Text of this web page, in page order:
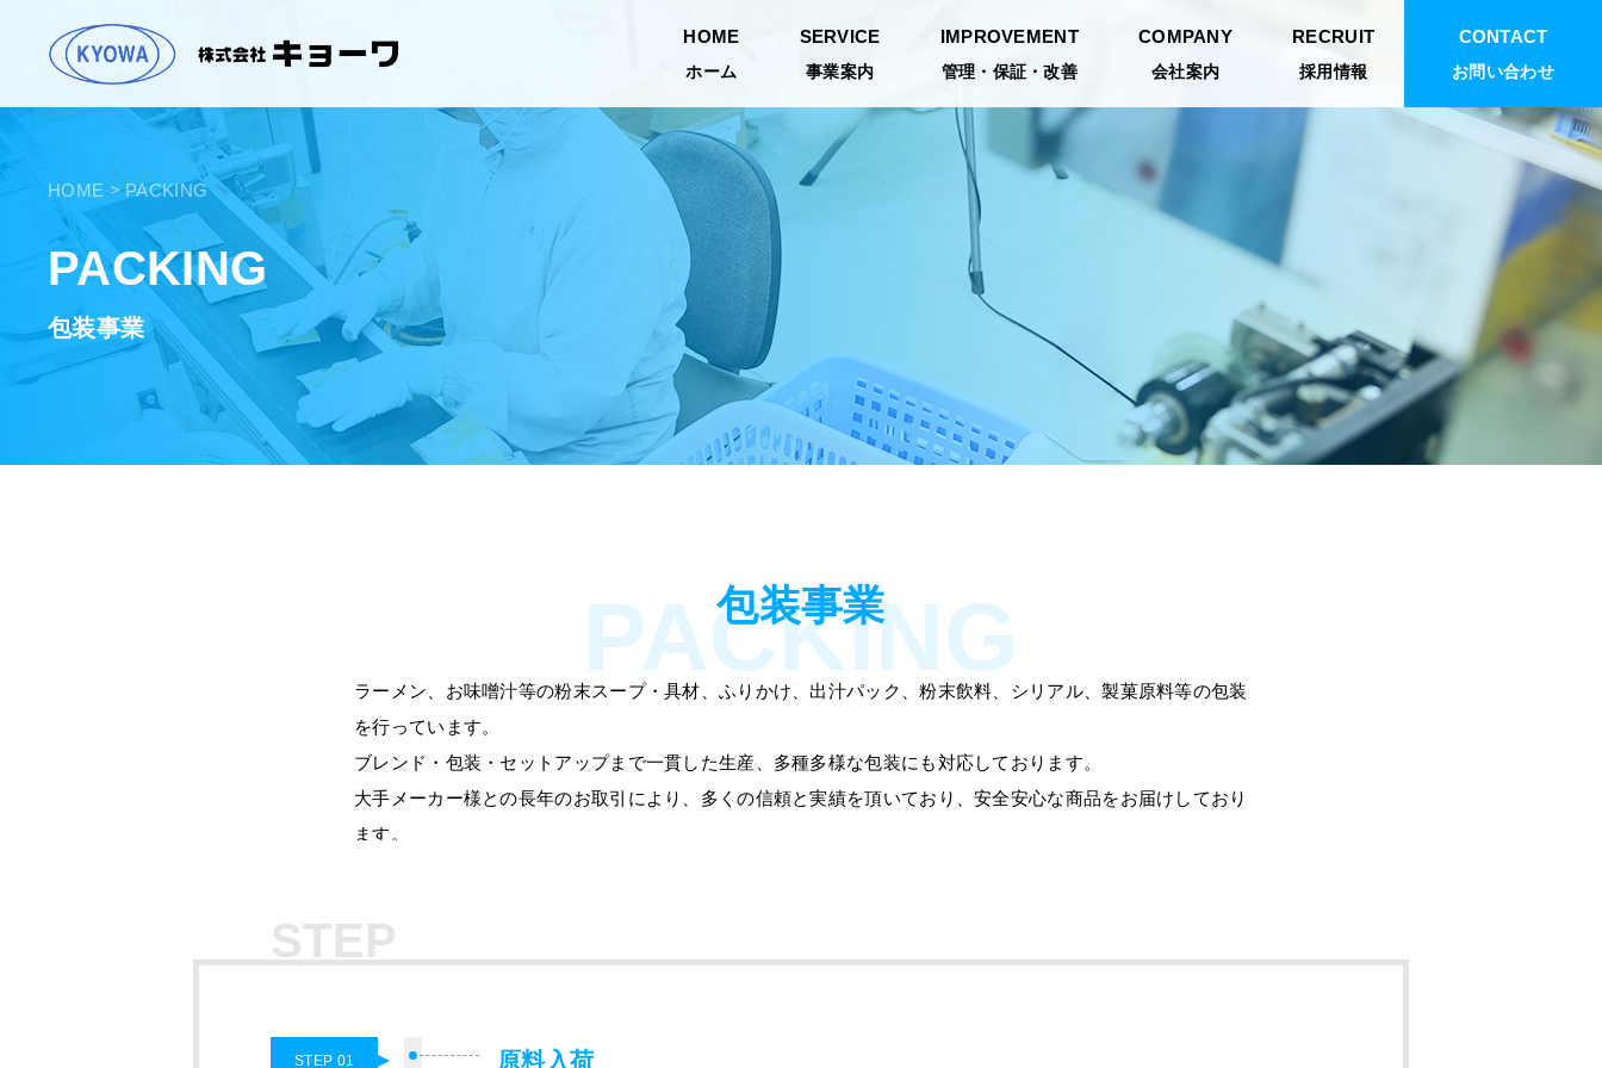
株式会社キョーワ
HOME
ホーム
SERVICE
事業案内
IMPROVEMENT
管理・保証・改善
COMPANY
会社案内
RECRUIT
採用情報
CONTACT
お問い合わせ
HOME > PACKING
PACKING
包装事業
PACKING
包装事業
ラーメン、お味噌汁等の粉末スープ・具材、ふりかけ、出汁パック、粉末飲料、シリアル、製菓原料等の包装
を行っています。
ブレンド・包装・セットアップまで一貫した生産、多種多様な包装にも対応しております。
大手メーカー様との長年のお取引により、多くの信頼と実績を頂いており、安全安心な商品をお届けしており
ます。
STEP
STEP 01 原料入荷